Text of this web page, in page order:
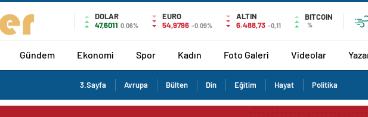
DOLAR
47,6011 0.06%
EURO
54,9796 -0.09%
ALTIN
6.488,73 -0,11
BITCOIN
%
Gündem Ekonomi Spor Kadın Foto Galeri Videolar
3.Sayfa Avrupa Bülten Din Eğitim Hayat Politika